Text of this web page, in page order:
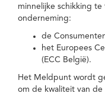
minnelijke schikking
onderneming:
de
het Europees
(ECC België).
Het Meldpunt wordt
om de kwaliteit van